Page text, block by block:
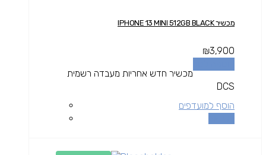
מכשיר IPHONE 13 MINI 512GB BLACK
₪3,900
מכשיר חדש אחריות מעבדה רשמית
DCS
הוסף למועדפים